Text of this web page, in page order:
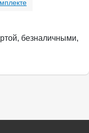
безналичными,